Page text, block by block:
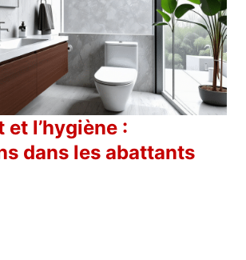
l’hygiène :
dans les abattants